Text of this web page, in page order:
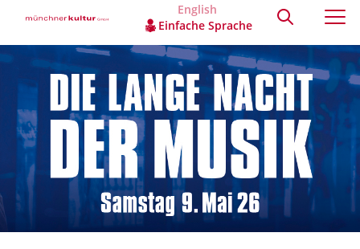
English
Einfache Sprache